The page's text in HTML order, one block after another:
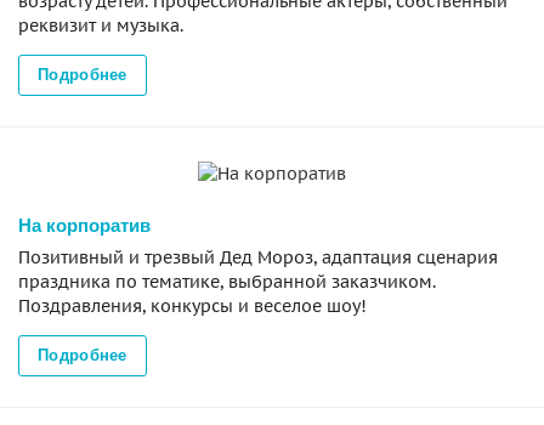
реквизит и музыка.
Подробнее
На корпоратив
Позитивный и трезвый Дед Мороз, адаптация сценария
праздника по тематике, выбранной заказчиком.
Поздравления, конкурсы и веселое шоу!
Подробнее